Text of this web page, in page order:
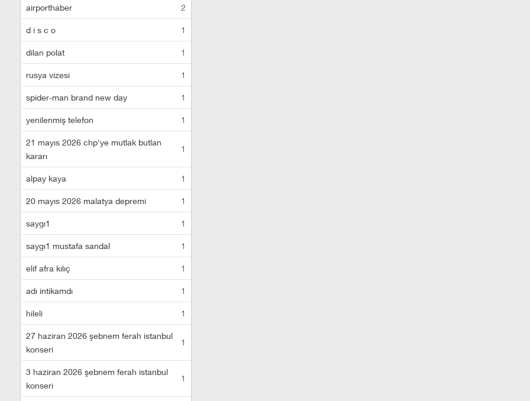
airporthaber 2
d i s c o 1
dilan polat 1
rusya vizesi 1
spider-man brand new day 1
yenilenmiş telefon 1
21 mayıs 2026 chp'ye mutlak butlan
kararı
1
alpay kaya 1
20 mayıs 2026 malatya depremi 1
saygı1 1
saygı1 mustafa sandal 1
elif afra kılıç 1
adı intikamdı 1
hileli 1
27 haziran 2026 şebnem ferah istanbul
konseri
1
3 haziran 2026 şebnem ferah istanbul
konseri
1